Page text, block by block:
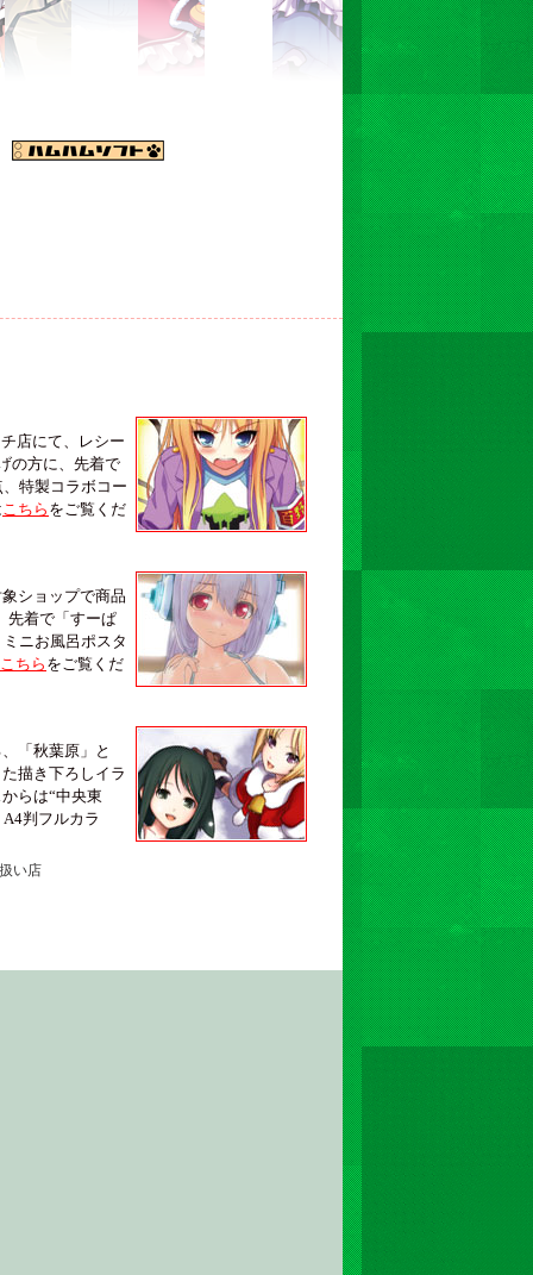
店にて、レシー
の方に、先着で
特製コラボコー
こちら をご覧くだ
ショップで商品
先着で「すーぱ
ニお風呂ポスタ
こちら をご覧くだ
「秋葉原」と
描き下ろしイラ
らは“中央東
判フルカラ
い店